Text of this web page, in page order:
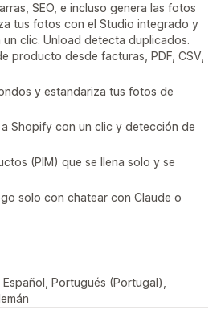
SEO, e incluso genera las fotos
tus fotos con el Studio integrado y
clic. Unload detecta duplicados.
producto desde facturas, PDF, CSV,
y estandariza tus fotos de
Shopify con un clic y detección de
(PIM) que se llena solo y se
solo con chatear con Claude o
Español, Portugués (Portugal),